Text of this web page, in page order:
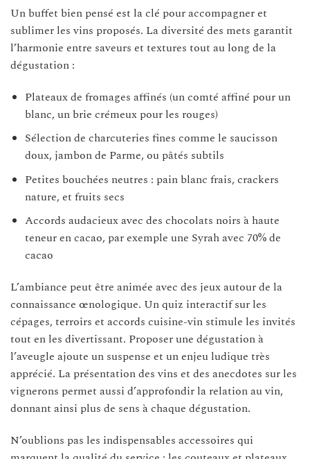
Un buffet bien pensé est la clé pour accompagner et
sublimer les vins proposés. La diversité des mets garantit
l’harmonie entre saveurs et textures tout au long de la
dégustation :
Plateaux de fromages affinés (un comté affiné pour un
blanc, un brie crémeux pour les rouges)
Sélection de charcuteries fines comme le saucisson
doux, jambon de Parme, ou pâtés subtils
Petites bouchées neutres : pain blanc frais, crackers
nature, et fruits secs
Accords audacieux avec des chocolats noirs à haute
teneur en cacao, par exemple une Syrah avec 70% de
cacao
L’ambiance peut être animée avec des jeux autour de la
connaissance œnologique. Un quiz interactif sur les
cépages, terroirs et accords cuisine-vin stimule les invités
tout en les divertissant. Proposer une dégustation à
l’aveugle ajoute un suspense et un enjeu ludique très
apprécié. La présentation des vins et des anecdotes sur les
vignerons permet aussi d’approfondir la relation au vin,
donnant ainsi plus de sens à chaque dégustation.
N’oublions pas les indispensables accessoires qui